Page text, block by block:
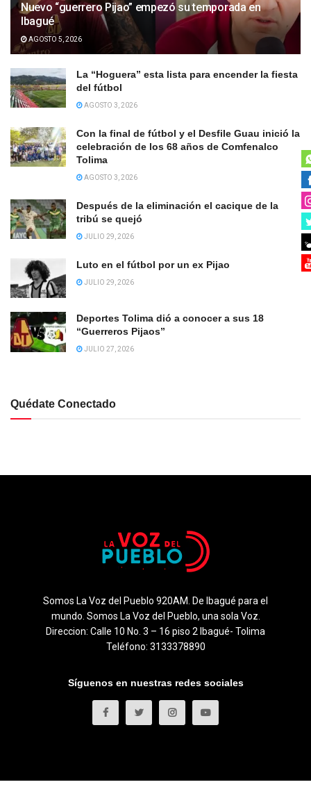
Nuevo “guerrero Pijao” empezó su temporada en
Ibagué
AGOSTO 5, 2026
La “Hoguera” esta lista para encender la fiesta
del fútbol
AGOSTO 3, 2026
Con la final de fútbol y el Desfile Guau inició la
celebración de los 68 años de Comfenalco
Tolima
AGOSTO 3, 2026
Después de la eliminación el cacique de la
tribú se quejó
JULIO 29, 2026
Luto en el fútbol por un ex Pijao
JULIO 29, 2026
Deportes Tolima dió a conocer a sus 18
“Guerreros Pijaos”
JULIO 27, 2026
Quédate Conectado
Somos La Voz del Pueblo 920AM. De Ibagué para el
mundo. Somos La Voz del Pueblo, una sola Voz.
Direccion: Calle 10 No. 3 – 16 piso 2 Ibagué- Tolima
Teléfono: 3133378890
Síguenos en nuestras redes sociales